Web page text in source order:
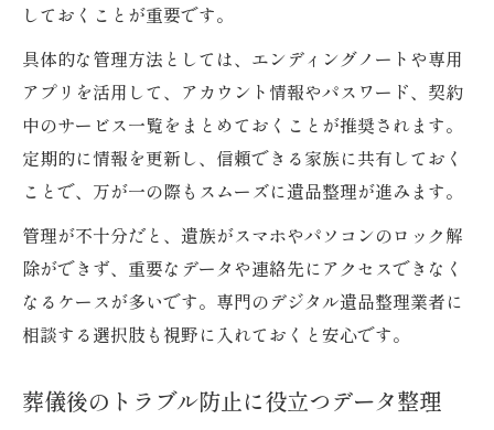
しておくことが重要です。
具体的な管理方法としては、エンディングノートや専用
アプリを活用して、アカウント情報やパスワード、契約
中のサービス一覧をまとめておくことが推奨されます。
定期的に情報を更新し、信頼できる家族に共有しておく
ことで、万が一の際もスムーズに遺品整理が進みます。
管理が不十分だと、遺族がスマホやパソコンのロック解
除ができず、重要なデータや連絡先にアクセスできなく
なるケースが多いです。専門のデジタル遺品整理業者に
相談する選択肢も視野に入れておくと安心です。
葬儀後のトラブル防止に役立つデータ整理